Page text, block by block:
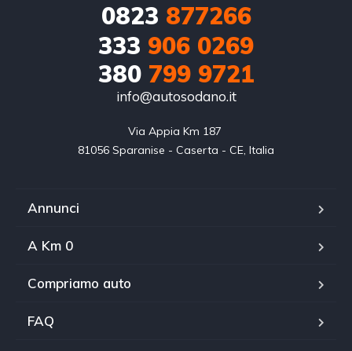
0823 877266
333 906 0269
380799 9721
info@autosodano.it
Via Appia Km 187
81056 Sparanise - Caserta - CE, Italia
Annunci
A Km 0
Compriamo auto
FAQ